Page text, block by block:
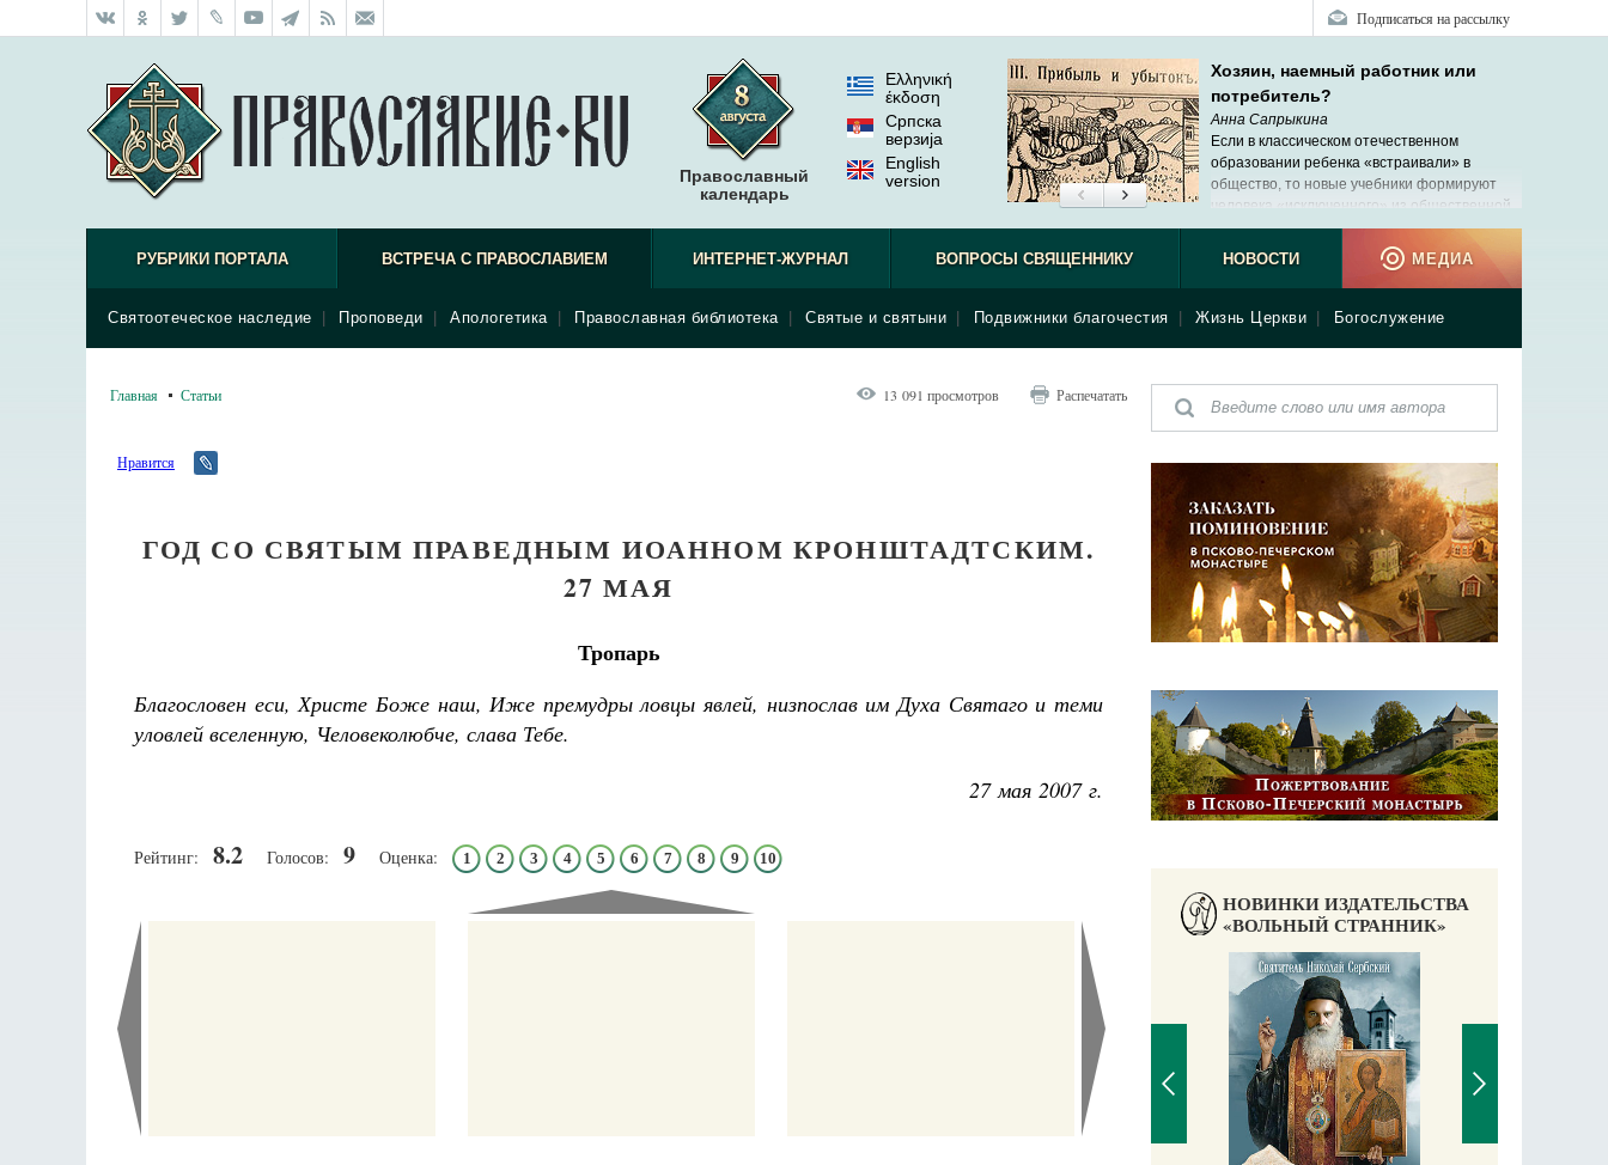
Подписаться на рассылку
Православный
календарь
Ελληνική
έκδοση
Српска
верзиjа
English
version
Хозяин, наемный работник или
потребитель?
Анна Сапрыкина
Если в классическом отечественном
образовании ребенка «встраивали» в
общество, то новые учебники формируют
человека «исключенного» из общественной,
реальной жизни.
РУБРИКИ ПОРТАЛА ВСТРЕЧА С ПРАВОСЛАВИЕМ
Святоотеческое наследие Проповеди Апологетика Православная библиотека Святые и святыни Подвижники благочестия Жизнь Церкви Богослужение
ИНТЕРНЕТ-ЖУРНАЛ ВОПРОСЫ СВЯЩЕННИКУ НОВОСТИ МЕДИА
Главная Статьи 13 091 просмотров Распечатать
Нравится
ГОД СО СВЯТЫМ ПРАВЕДНЫМ ИОАННОМ КРОНШТАДТСКИМ.
27 МАЯ
Тропарь
Благословен еси, Христе Боже наш, Иже премудры ловцы явлей, низпослав им Духа Святаго и теми
уловлей вселенную, Человеколюбче, слава Тебе.
27 мая 2007 г.
Рейтинг: 8.2 Голосов: 9 Оценка: 1 2 3 4 5 6 7 8 9 10
НОВИНКИ ИЗДАТЕЛЬСТВА
«ВОЛЬНЫЙ СТРАННИК»